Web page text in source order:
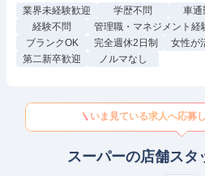
業界未経験歓迎 学歴不問 車通
経験不問
管理職・マネジメント経
ブランクOK
完全週休2日制 女性が
第二新卒歓迎
ノルマなし
いま見ている求人へ応募
スーパーの店舗スタ